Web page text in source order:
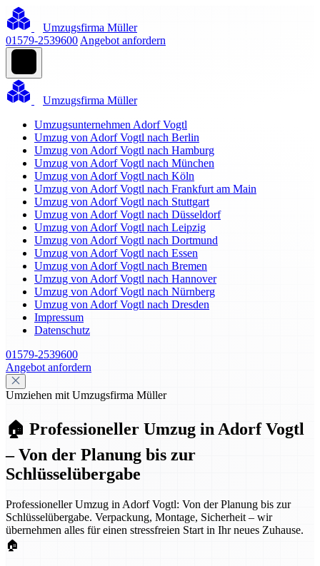
Umzugsfirma Müller
01579-2539600 Angebot anfordern
Umzugsfirma Müller
Umzugsunternehmen Adorf Vogtl
Umzug von Adorf Vogtl nach Berlin
Umzug von Adorf Vogtl nach Hamburg
Umzug von Adorf Vogtl nach München
Umzug von Adorf Vogtl nach Köln
Umzug von Adorf Vogtl nach Frankfurt am Main
Umzug von Adorf Vogtl nach Stuttgart
Umzug von Adorf Vogtl nach Düsseldorf
Umzug von Adorf Vogtl nach Leipzig
Umzug von Adorf Vogtl nach Dortmund
Umzug von Adorf Vogtl nach Essen
Umzug von Adorf Vogtl nach Bremen
Umzug von Adorf Vogtl nach Hannover
Umzug von Adorf Vogtl nach Nürnberg
Umzug von Adorf Vogtl nach Dresden
Impressum
Datenschutz
01579-2539600
Angebot anfordern
Umziehen mit Umzugsfirma Müller
🏠 Professioneller Umzug in Adorf Vogtl
– Von der Planung bis zur
Schlüsselübergabe
Professioneller Umzug in Adorf Vogtl: Von der Planung bis zur
Schlüsselübergabe. Verpackung, Montage, Sicherheit – wir
übernehmen alles für einen stressfreien Start in Ihr neues Zuhause.
🏠